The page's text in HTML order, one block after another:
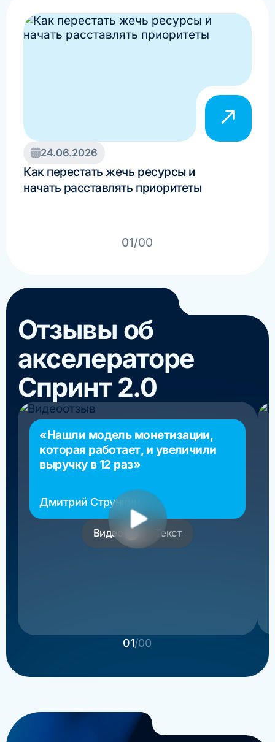
24.06.2026
Как перестать жечь ресурсы и
начать расставлять приоритеты
01/00
Отзывы об
акселераторе
Спринт 2.0
«Нашли модель монетизации,
которая работает, и увеличили
выручку в 12 раз»
Дмитрий Стрункин
основатель РосМигрант
Видео Текст
01/00